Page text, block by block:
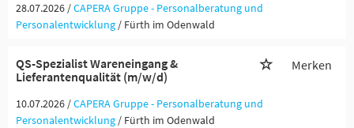
28.07.2026 /CAPERA Gruppe - Personalberatung und
Personalentwicklung / Fürth im Odenwald
QS-Spezialist Wareneingang &
Lieferantenqualität (m/w/d)
Merken
10.07.2026 /CAPERA Gruppe - Personalberatung und
Personalentwicklung / Fürth im Odenwald